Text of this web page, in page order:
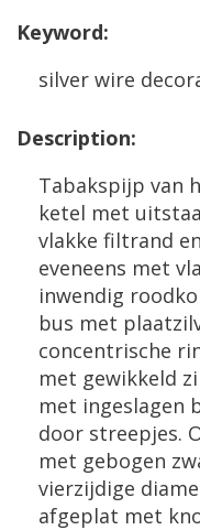
Keyword:
silver wire
Description:
Tabakspijp van
ketel met
vlakke filtrand en
eveneens met
inwendig
bus met
concentrische
met gewikkeld
met ingeslagen
door streepjes.
met gebogen
vierzijdige
afgeplat met